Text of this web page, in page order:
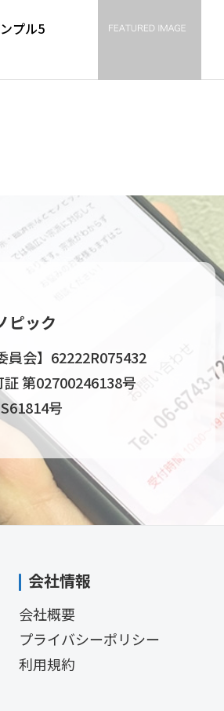
プル5
ピック
員会】62222R075432
第02700246138号
号
会社情報
会社概要
プライバシーポリシー
利用規約